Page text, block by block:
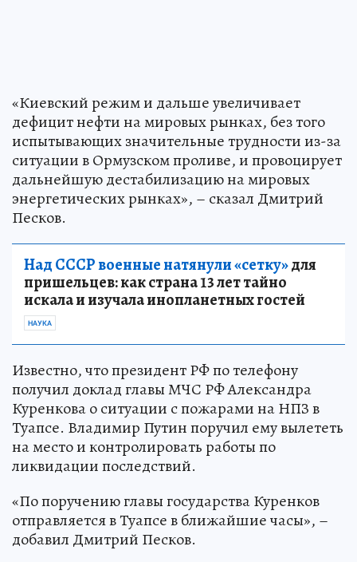
«Киевский режим и дальше увеличивает
дефицит нефти на мировых рынках, без того
испытывающих значительные трудности из-за
ситуации в Ормузском проливе, и провоцирует
дальнейшую дестабилизацию на мировых
энергетических рынках», – сказал Дмитрий
Песков.
Над СССР военные натянули «сетку»для
пришельцев: как страна 13 лет тайно
искала и изучала инопланетных гостей
НАУКА
Известно, что президент РФ по телефону
получил доклад главы МЧС РФ Александра
Куренкова о ситуации с пожарами на НПЗ в
Туапсе. Владимир Путин поручил ему вылететь
на место и контролировать работы по
ликвидации последствий.
«По поручению главы государства Куренков
отправляется в Туапсе в ближайшие часы», –
добавил Дмитрий Песков.